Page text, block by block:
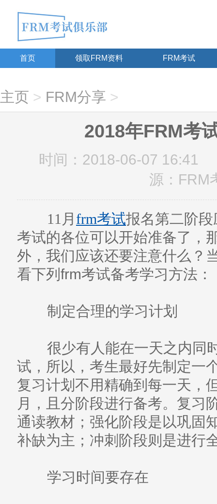
首页 领取FRM资料 FRM考试
主页 > FRM分享 >
2018年FRM考
时间：2018-06-07 16:41
源：FRM
11月 frm考试报名第二阶
考试的各位可以开始准备了，
外，我们应该还要注意什么？
看下列frm考试备考学习方法：
制定合理的学习计划
很少有人能在一天之内同
试，所以，考生最好先制定一
复习计划不用精确到每一天，
月，且分阶段进行备考。复习
通读教材；强化阶段是以巩固
补缺为主；冲刺阶段则是进行
学习时间要存在